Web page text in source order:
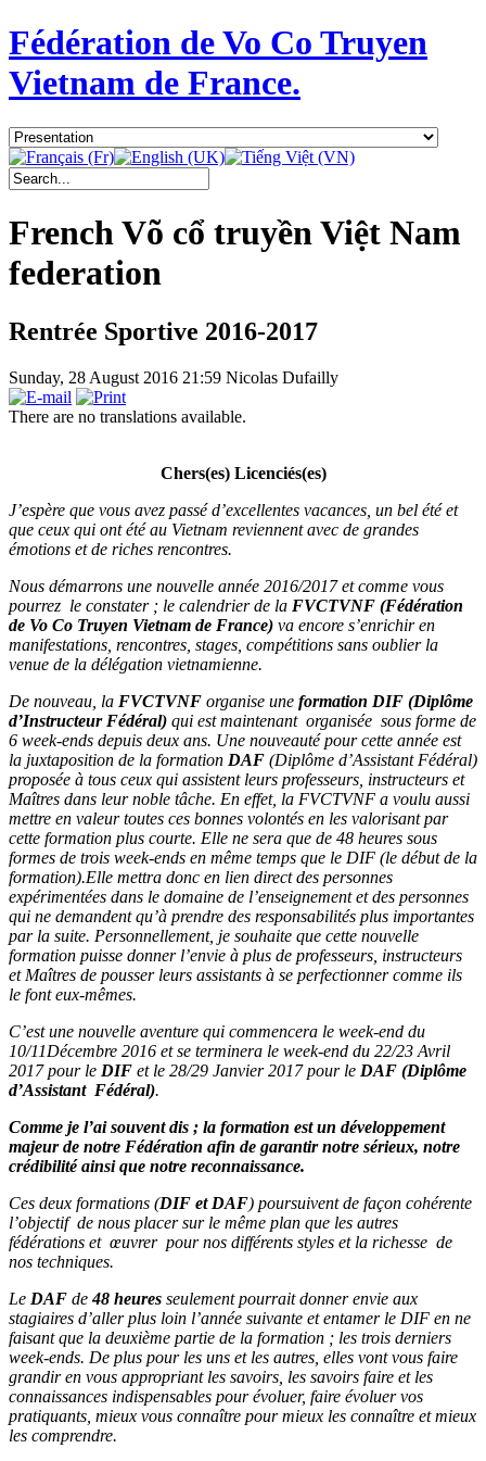
Fédération de Vo Co Truyen
Vietnam de France.
French Võ cổ truyền Việt Nam
federation
Rentrée Sportive 2016-2017
Sunday, 28 August 2016 21:59 Nicolas Dufailly
There are no translations available.
Chers(es) Licenciés(es)
J’espère que vous avez passé d’excellentes vacances, un bel été et
que ceux qui ont été au Vietnam reviennent avec de grandes
émotions et de riches rencontres.
Nous démarrons une nouvelle année 2016/2017 et comme vous
pourrez le constater ; le calendrier de la FVCTVNF (Fédération
de Vo Co Truyen Vietnam de France) va encore s’enrichir en
manifestations, rencontres, stages, compétitions sans oublier la
venue de la délégation vietnamienne.
De nouveau, la FVCTVNF organise une formation DIF (Diplôme
d’Instructeur Fédéral) qui est maintenant organisée sous forme de
6 week-ends depuis deux ans. Une nouveauté pour cette année est
la juxtaposition de la formation DAF (Diplôme d’Assistant Fédéral)
proposée à tous ceux qui assistent leurs professeurs, instructeurs et
Maîtres dans leur noble tâche. En effet, la FVCTVNF a voulu aussi
mettre en valeur toutes ces bonnes volontés en les valorisant par
cette formation plus courte. Elle ne sera que de 48 heures sous
formes de trois week-ends en même temps que le DIF (le début de la
formation).Elle mettra donc en lien direct des personnes
expérimentées dans le domaine de l’enseignement et des personnes
qui ne demandent qu’à prendre des responsabilités plus importantes
par la suite. Personnellement, je souhaite que cette nouvelle
formation puisse donner l’envie à plus de professeurs, instructeurs
et Maîtres de pousser leurs assistants à se perfectionner comme ils
le font eux-mêmes.
C’est une nouvelle aventure qui commencera le week-end du
10/11Décembre 2016 et se terminera le week-end du 22/23 Avril
2017 pour le DIF et le 28/29 Janvier 2017 pour le DAF (Diplôme
d’Assistant Fédéral).
Comme je l’ai souvent dis ; la formation est un développement
majeur de notre Fédération afin de garantir notre sérieux, notre
crédibilité ainsi que notre reconnaissance.
Ces deux formations (DIF et DAF) poursuivent de façon cohérente
l’objectif de nous placer sur le même plan que les autres
fédérations et œuvrer pour nos différents styles et la richesse de
nos techniques.
Le DAF de48 heures seulement pourrait donner envie aux
stagiaires d’aller plus loin l’année suivante et entamer le DIF en ne
faisant que la deuxième partie de la formation ; les trois derniers
week-ends. De plus pour les uns et les autres, elles vont vous faire
grandir en vous appropriant les savoirs, les savoirs faire et les
connaissances indispensables pour évoluer, faire évoluer vos
pratiquants, mieux vous connaître pour mieux les connaître et mieux
les comprendre.